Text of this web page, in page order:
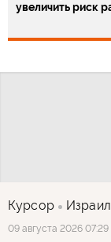
увеличить риск
Курсор
09 августа 2026 07:29